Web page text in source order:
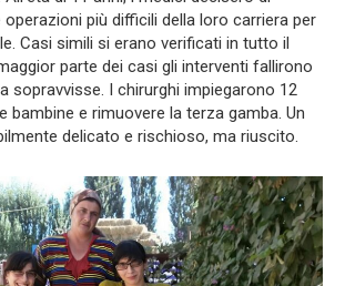
operazioni più difficili della loro carriera per
Casi simili si erano verificati in tutto il
parte dei casi gli interventi fallirono
sopravvisse. I chirurghi impiegarono 12
bambine e rimuovere la terza gamba. Un
delicato e rischioso, ma riuscito.